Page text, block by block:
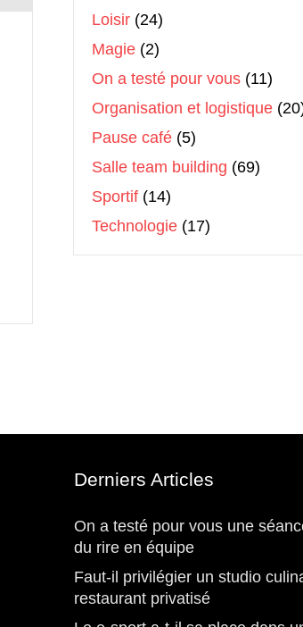
Loisir (24)
Magie (2)
On a testé pour vous (11)
Organisation et logistique
Pause café (5)
Salle team building (69)
Sportif (14)
Technologie (17)
Derniers Articles
On a testé pour vous une
du rire en équipe
Faut-il privilégier un studio
restaurant privatisé